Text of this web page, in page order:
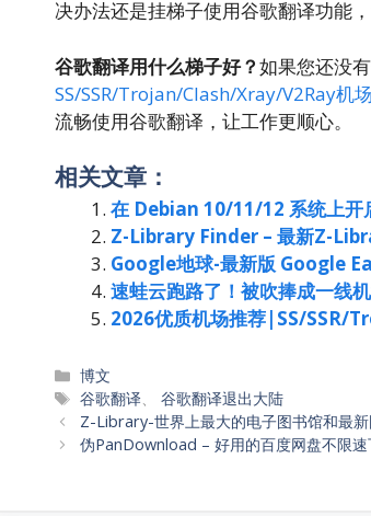
决办法还是挂梯子使用谷歌翻译功能
谷歌翻译用什么梯子好？如果您还没
SS/SSR/Trojan/Clash/Xray/V2Ray机
流畅使用谷歌翻译，让工作更顺心。
相关文章：
在 Debian 10/11/12 系统上开
Z-Library Finder – 最新Z-
Google地球-最新版 Google
速蛙云跑路了！被吹捧成一线
2026优质机场推荐|SS/SSR/
分
类
博文
标
签
谷歌翻译、谷歌翻译退出大陆
Z-Library-世界上最大的电子图书馆和最
伪PanDownload – 好用的百度网盘不限速